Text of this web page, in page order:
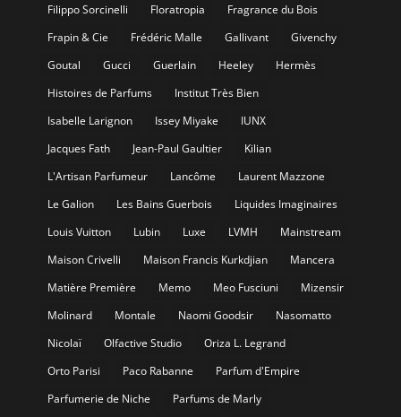
Filippo Sorcinelli
Floratropia
Fragrance du Bois
Frapin & Cie
Frédéric Malle Gallivant
Givenchy
Goutal
Gucci Guerlain Heeley
Hermès
Histoires de Parfums
Institut Très Bien
Isabelle Larignon
Issey Miyake
IUNX
Jacques Fath
Jean-Paul Gaultier
Kilian
L'Artisan Parfumeur
Lancôme
Laurent Mazzone
Le Galion
Les Bains Guerbois
Liquides Imaginaires
Louis Vuitton
Lubin Luxe LVMH
Mainstream
Maison Crivelli
Maison Francis Kurkdjian
Mancera
Matière Première
Memo Meo Fusciuni
Mizensir
Molinard
Montale Naomi Goodsir
Nasomatto
Nicolaï
Olfactive Studio
Oriza L. Legrand
Orto Parisi
Paco Rabanne
Parfum d'Empire
Parfumerie de Niche
Parfums de Marly